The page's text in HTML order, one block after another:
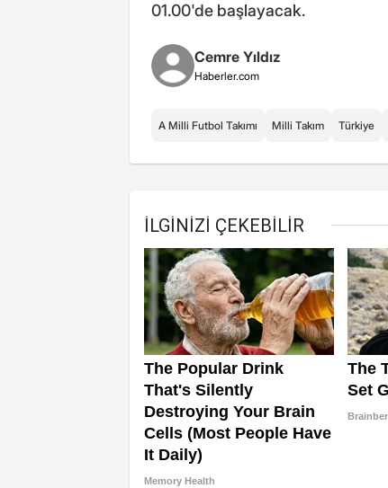
01.00'de başlayacak.
Cemre Yıldız
Haberler.com
A Milli Futbol Takımı Milli Takım Türkiye